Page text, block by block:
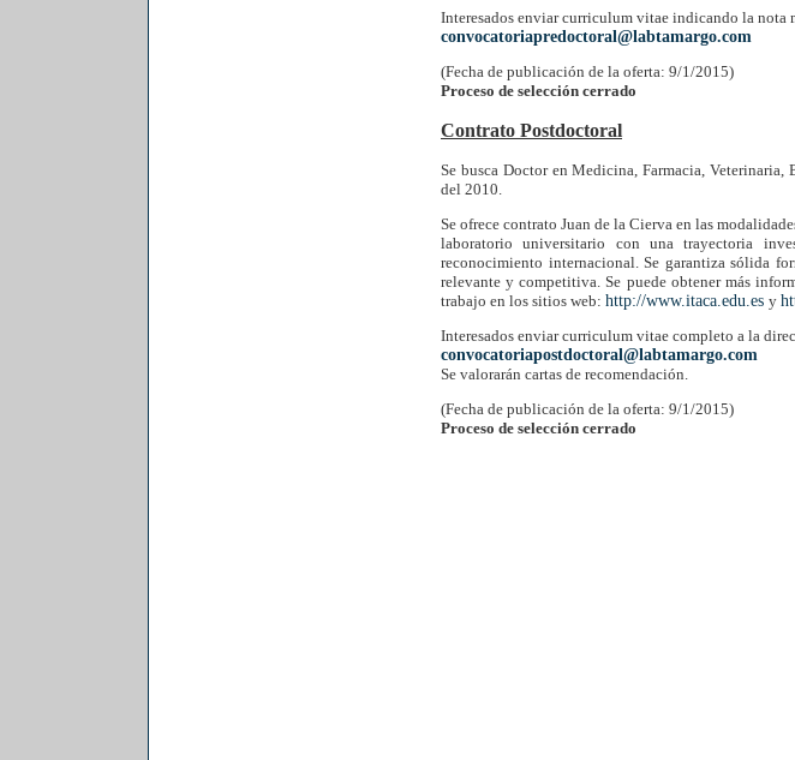
Interesados enviar curriculum vitae indicando la nota
convocatoriapredoctoral@labtamargo.com
(Fecha de publicación de la oferta: 9/1/2015)
Proceso de selección cerrado
Contrato Postdoctoral
Se busca Doctor en Medicina, Farmacia,
del 2010.
Se ofrece contrato Juan de la Cierva en las
laboratorio universitario con una trayectoria
reconocimiento internacional. Se garantiza sólida
relevante y competitiva. Se puede obtener más
trabajo en los sitios web: http://www.itaca.edu.es y
Interesados enviar curriculum vitae completo a la
convocatoriapostdoctoral@labtamargo.com
Se valorarán cartas de recomendación.
(Fecha de publicación de la oferta: 9/1/2015)
Proceso de selección cerrado